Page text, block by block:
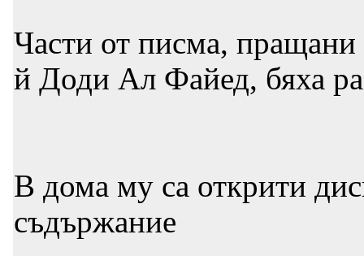
Части от писма,
й Доди Ал Файед, бяха
В дома му са открити
съдържание